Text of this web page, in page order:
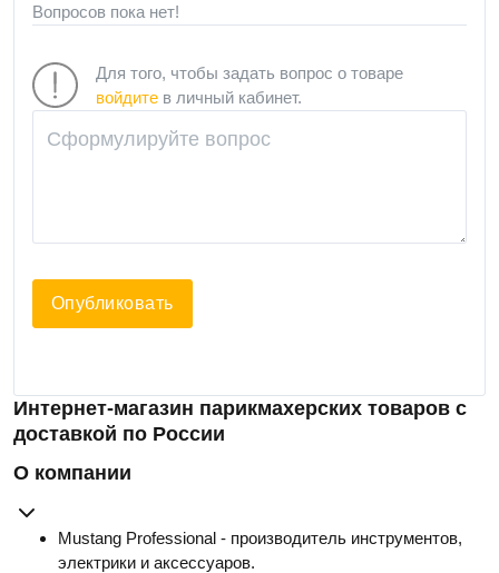
Вопросов пока нет!
Для того, чтобы задать вопрос о товаре
войдите в личный кабинет.
Опубликовать
Интернет-магазин парикмахерских товаров с
доставкой по России
О компании
Mustang Professional - производитель инструментов,
электрики и аксессуаров.